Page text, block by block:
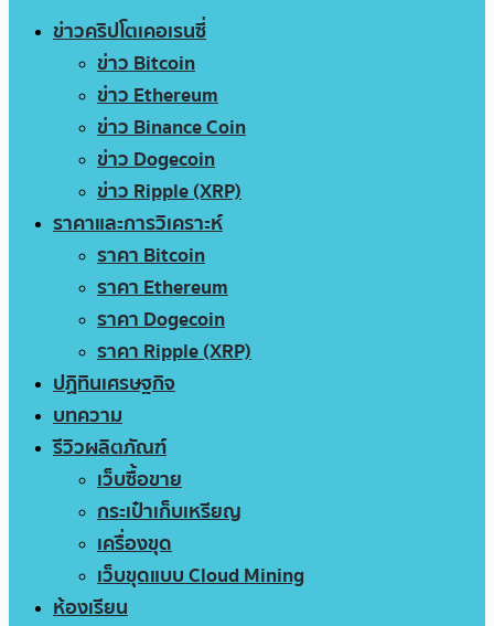
ข่าวคริปโตเคอเรนซี่
ข่าว Bitcoin
ข่าว Ethereum
ข่าว Binance Coin
ข่าว Dogecoin
ข่าว Ripple (XRP)
ราคาและการวิเคราะห์
ราคา Bitcoin
ราคา Ethereum
ราคา Dogecoin
ราคา Ripple (XRP)
ปฏิทินเศรษฐกิจ
บทความ
รีวิวผลิตภัณฑ์
เว็บซื้อขาย
กระเป๋าเก็บเหรียญ
เครื่องขุด
เว็บขุดแบบ Cloud Mining
ห้องเรียน